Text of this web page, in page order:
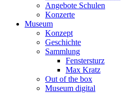
Angebote Schulen
Konzerte
Museum
Konzept
Geschichte
Sammlung
Fenstersturz
Max Kratz
Out of the box
Museum digital